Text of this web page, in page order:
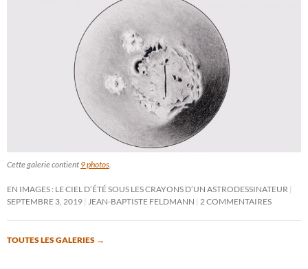
Cette galerie contient 9 photos
EN IMAGES : LE CIEL D’ÉTÉ SOUS LES CRAYONS D’UN ASTRODESSINATEUR
SEPTEMBRE 3, 2019
JEAN-BAPTISTE FELDMANN 2 COMMENTAIRES
TOUTES LES GALERIES →